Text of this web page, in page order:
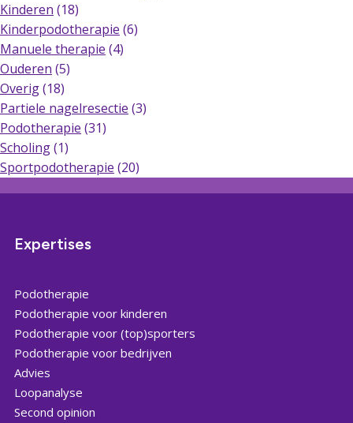
Kinderen (18)
Kinderpodotherapie (6)
Manuele therapie (4)
Ouderen (5)
Overig(18)
Partiele nagelresectie (3)
Podotherapie (31)
Scholing(1)
Sportpodotherapie (20)
Expertises
Podotherapie
Podotherapie voor kinderen
Podotherapie voor (top)sporters
Podotherapie voor bedrijven
Advies
Loopanalyse
Second opinion